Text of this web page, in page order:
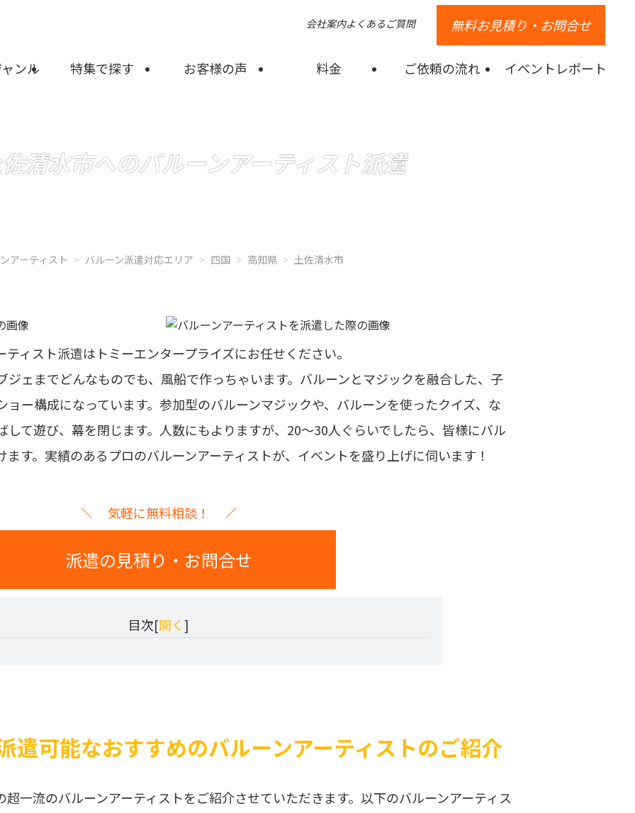
会社案内よくあるご質問 無料お見積り・お問合せ
ンル 特集で探す お客様の声 料金 ご依頼の流れ イベントレポート
清水市へのバルーンアーティスト派遣
アーティスト バルーン派遣対応エリア 四国 高知県 土佐清水市
ィスト派遣はトミーエンタープライズにお任せください。
ジェまでどんなものでも、風船で作っちゃいます。バルーンとマジックを融合した、子
ー構成になっています。参加型のバルーンマジックや、バルーンを使ったクイズ、な
して遊び、幕を閉じます。人数にもよりますが、20～30人ぐらいでしたら、皆様にバル
す。 実績のあるプロのバルーンアーティストが、イベントを盛り上げに伺います！
気軽に無料相談！
派遣の見積り・お問合せ
目次[開く]
遣可能なおすすめのバルーンアーティストのご紹介
超一流のバルーンアーティストをご紹介させていただきます。以下のバルーンアーティス